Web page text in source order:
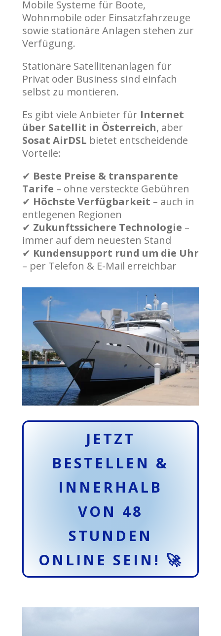
Mobile Systeme für Boote,
Wohnmobile oder Einsatzfahrzeuge
sowie stationäre Anlagen stehen zur
Verfügung.
Stationäre Satellitenanlagen für
Privat oder Business sind einfach
selbst zu montieren.
Es gibt viele Anbieter für Internet
über Satellit in Österreich, aber
Sosat AirDSL bietet entscheidende
Vorteile:
✔ Beste Preise & transparente
Tarife – ohne versteckte Gebühren
✔ Höchste Verfügbarkeit – auch in
entlegenen Regionen
✔ Zukunftssichere Technologie –
immer auf dem neuesten Stand
✔ Kundensupport rund um die Uhr
– per Telefon & E-Mail erreichbar
JETZT
BESTELLEN &
INNERHALB
VON 48
STUNDEN
ONLINE SEIN! 🚀